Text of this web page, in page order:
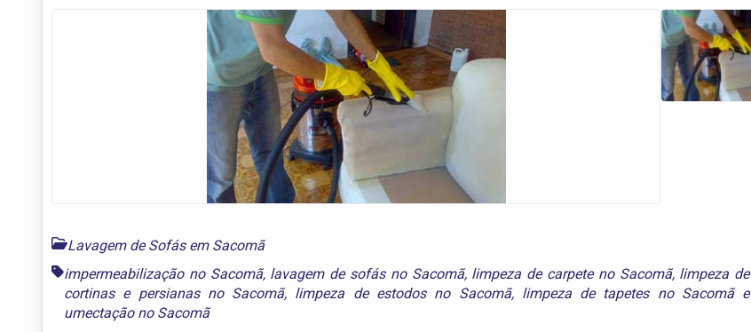
Lavagem de Sofás em Sacomã
impermeabilização no Sacomã, lavagem de sofás no Sacomã, limpeza de carpete no Sacomã, limpeza de
cortinas e persianas no Sacomã, limpeza de estodos no Sacomã, limpeza de tapetes no Sacomãe
umectação no Sacomã